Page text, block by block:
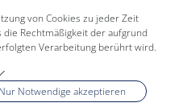
von Cookies zu jeder Zeit
Rechtmäßigkeit der aufgrund
Verarbeitung berührt wird.
Nur Notwendige akzeptieren